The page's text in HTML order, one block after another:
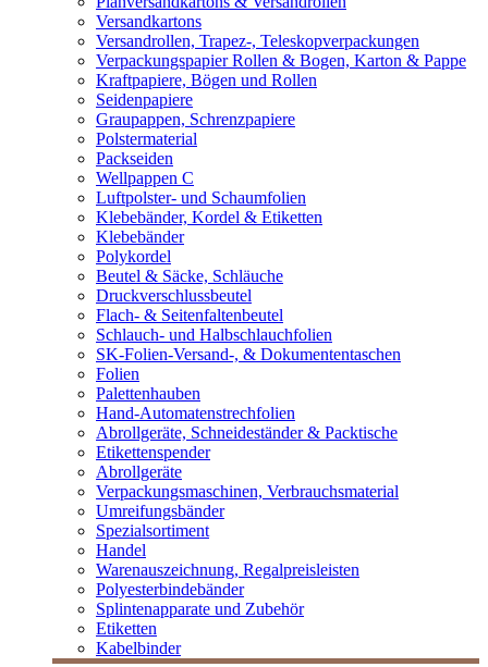
Versandkartons
Versandrollen, Trapez-, Teleskopverpackungen
Verpackungspapier Rollen & Bogen, Karton & Pappe
Kraftpapiere, Bögen und Rollen
Seidenpapiere
Graupappen, Schrenzpapiere
Polstermaterial
Packseiden
Wellpappen C
Luftpolster- und Schaumfolien
Klebebänder, Kordel & Etiketten
Klebebänder
Polykordel
Beutel & Säcke, Schläuche
Druckverschlussbeutel
Flach- & Seitenfaltenbeutel
Schlauch- und Halbschlauchfolien
SK-Folien-Versand-, & Dokumententaschen
Folien
Palettenhauben
Hand-Automatenstrechfolien
Abrollgeräte, Schneideständer & Packtische
Etikettenspender
Abrollgeräte
Verpackungsmaschinen, Verbrauchsmaterial
Umreifungsbänder
Spezialsortiment
Handel
Warenauszeichnung, Regalpreisleisten
Polyesterbindebänder
Splintenapparate und Zubehör
Etiketten
Kabelbinder